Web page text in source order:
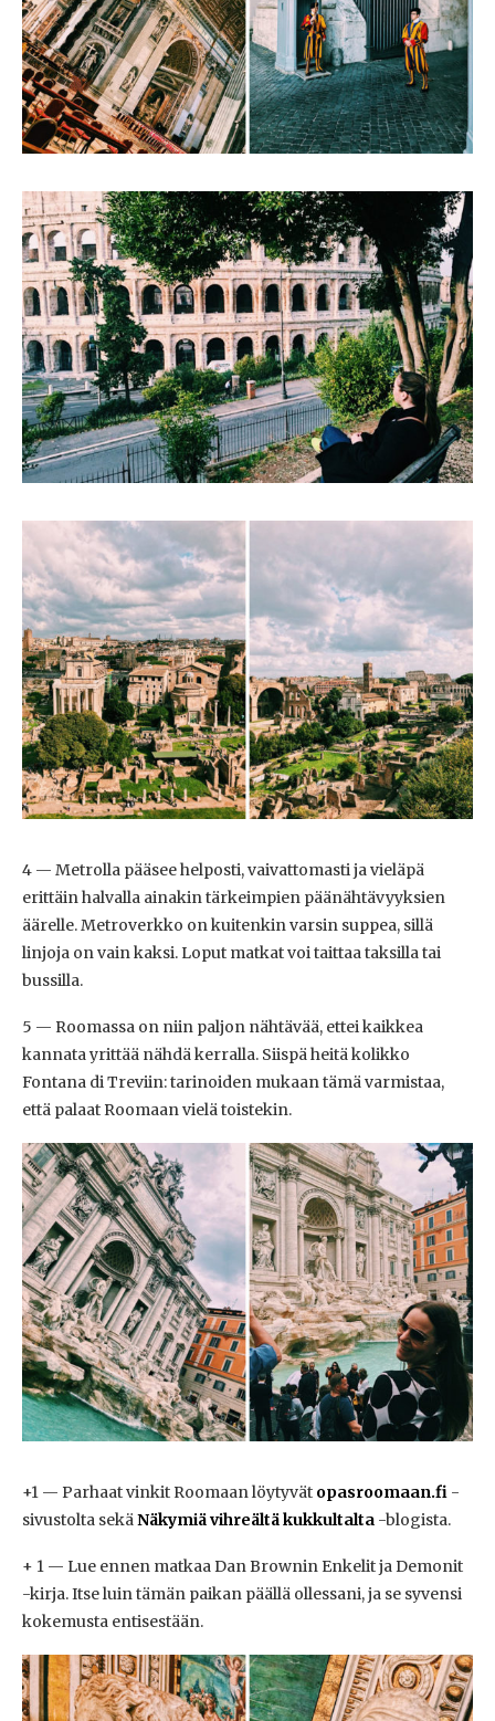
4 — Metrolla pääsee helposti, vaivattomasti ja vieläpä
erittäin halvalla ainakin tärkeimpien päänähtävyyksien
äärelle. Metroverkko on kuitenkin varsin suppea, sillä
linjoja on vain kaksi. Loput matkat voi taittaa taksilla tai
bussilla.
5 — Roomassa on niin paljon nähtävää, ettei kaikkea
kannata yrittää nähdä kerralla. Siispä heitä kolikko
Fontana di Treviin: tarinoiden mukaan tämä varmistaa,
että palaat Roomaan vielä toistekin.
+1 — Parhaat vinkit Roomaan löytyvät opasroomaan.fi -
sivustolta sekäNäkymiä vihreältä kukkultalta -blogista.
+ 1 — Lue ennen matkaa Dan Brownin Enkelit ja Demonit
-kirja. Itse luin tämän paikan päällä ollessani, ja se syvensi
kokemusta entisestään.